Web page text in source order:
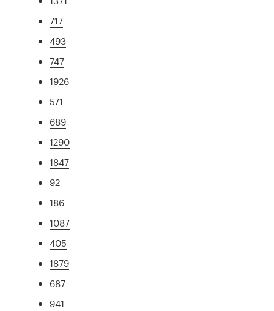
717
493
747
1926
571
689
1290
1847
92
186
1087
405
1879
687
941